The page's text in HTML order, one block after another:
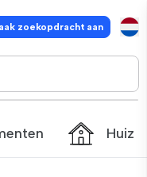
zoekopdracht aan